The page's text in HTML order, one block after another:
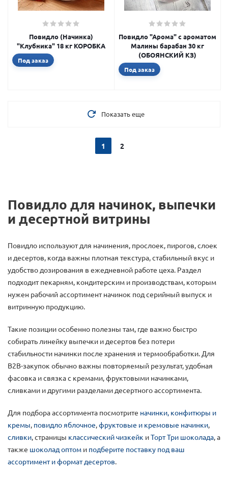
Повидло (Начинка)
"Клубника" 18 кг КОРОБКА
Под заказ
Повидло "Арома" с ароматом
Малины барабан 30 кг
(ОБОЯНСКИЙ КЗ)
Под заказ
Показать еще
1 2
Повидло для начинок, выпечки
и десертной витрины
Повидло используют для начинения, прослоек, пирогов, слоек
и десертов, когда важны плотная текстура, стабильный вкус и
удобство дозирования в ежедневной работе цеха. Раздел
подходит пекарням, кондитерским и производствам, которым
нужен рабочий ассортимент начинок под серийный выпуск и
витринную продукцию.
Такие позиции особенно полезны там, где важно быстро
собирать линейку выпечки и десертов без потери
стабильности начинки после хранения и термообработки. Для
B2B-закупок обычно важны повторяемый результат, удобная
фасовка и связка с кремами, фруктовыми начинками,
сливками и другими разделами десертного ассортимента.
Для подбора ассортимента посмотрите начинки, конфитюры и
кремы, повидло яблочное,фруктовые и кремовые начинки,
сливки, страницы классический чизкейк иТорт Три шоколада, а
также шоколад оптом и подберите поставку под ваш
ассортимент и формат десертов.